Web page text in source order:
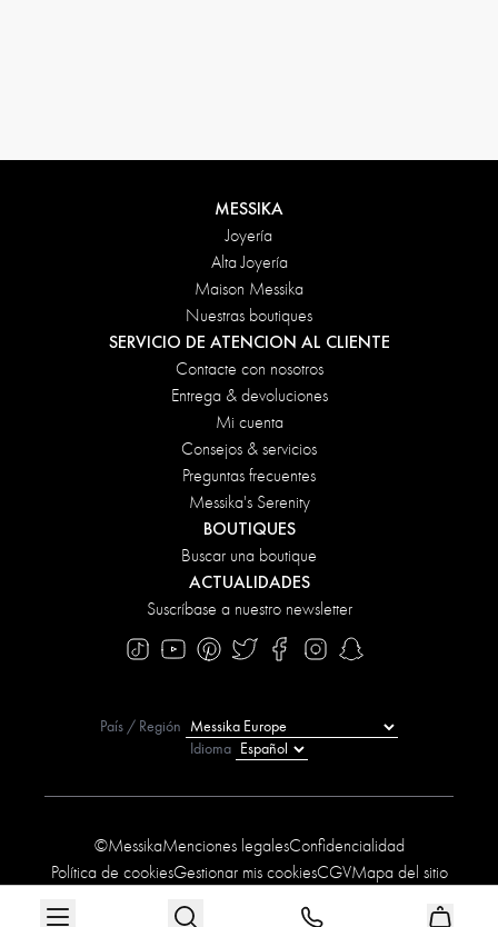
MESSIKA
Joyería
Alta Joyería
Maison Messika
Nuestras boutiques
SERVICIO DE ATENCION AL CLIENTE
Contacte con nosotros
Entrega & devoluciones
Mi cuenta
Consejos & servicios
Preguntas frecuentes
Messika's Serenity
BOUTIQUES
Buscar una boutique
ACTUALIDADES
Suscríbase a nuestro newsletter
©MessikaMenciones legalesConfidencialidad
Política de cookiesGestionar mis cookiesCGVMapa del sitio
País / Región
Idioma